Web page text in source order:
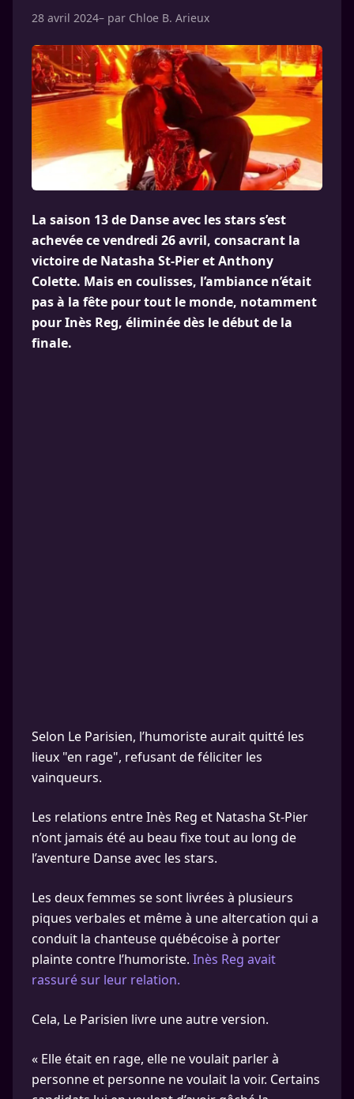
28 avril 2024– par Chloe B. Arieux
La saison 13 de Danse avec les stars s’est
achevée ce vendredi 26 avril, consacrant la
victoire de Natasha St-Pier et Anthony
Colette. Mais en coulisses, l’ambiance n’était
pas à la fête pour tout le monde, notamment
pour Inès Reg, éliminée dès le début de la
finale.
Selon Le Parisien, l’humoriste aurait quitté les
lieux "en rage", refusant de féliciter les
vainqueurs.
Les relations entre Inès Reg et Natasha St-Pier
n’ont jamais été au beau fixe tout au long de
l’aventure Danse avec les stars.
Les deux femmes se sont livrées à plusieurs
piques verbales et même à une altercation qui a
conduit la chanteuse québécoise à porter
plainte contre l’humoriste. Inès Reg avait
rassuré sur leur relation.
Cela, Le Parisien livre une autre version.
« Elle était en rage, elle ne voulait parler à
personne et personne ne voulait la voir. Certains